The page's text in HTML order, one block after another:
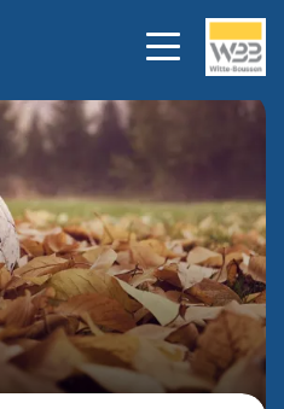
Bekijk alle foto's